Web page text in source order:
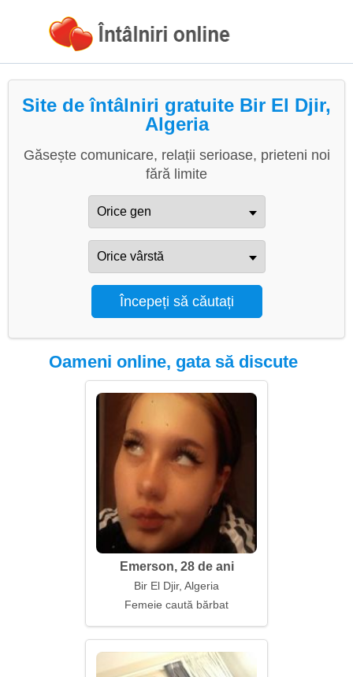
Site de întâlniri gratuite Bir El Djir,
Algeria
Găsește comunicare, relații serioase, prieteni noi
fără limite
Oameni online, gata să discute
Emerson, 28 de ani
Bir El Djir, Algeria
Femeie caută bărbat